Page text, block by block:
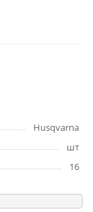
Husqvarna
шт
16